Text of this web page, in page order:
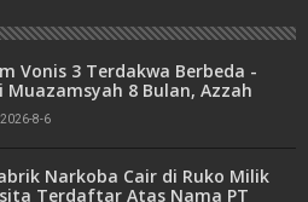
Vonis 3 Terdakwa Berbeda -
Muazamsyah 8 Bulan, Azzah
Divonis 2 Tahun 6 Bulan
2026-8-6
Narkoba Cair di Ruko Milik
Terdaftar Atas Nama PT